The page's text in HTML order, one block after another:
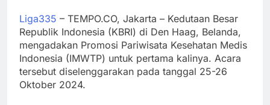
Liga335 – TEMPO.CO, Jakarta – Kedutaan Besar
Republik Indonesia (KBRI) di Den Haag, Belanda,
mengadakan Promosi Pariwisata Kesehatan Medis
Indonesia (IMWTP) untuk pertama kalinya. Acara
tersebut diselenggarakan pada tanggal 25-26
Oktober 2024.